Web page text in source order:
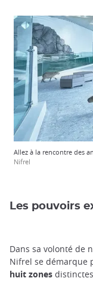
Allez à la rencontre des
Nifrel
Les pouvoirs
Dans sa volonté de
Nifrel se démarque
huit zones